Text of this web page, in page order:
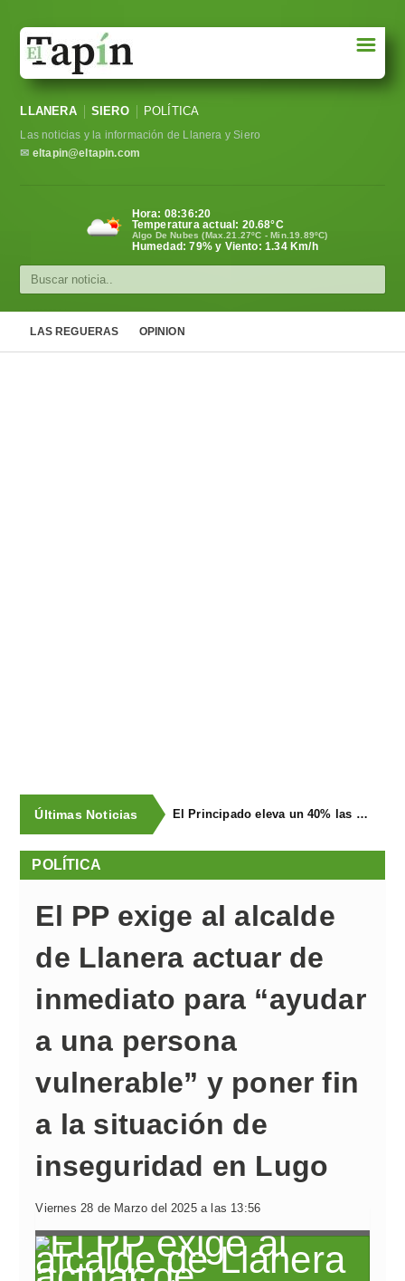
Sociedad
Política
Cultura
☰
LLANERA SIERO POLÍTICA
Las noticias y la información de Llanera y Siero
✉ eltapin@eltapin.com
Hora: 08:36:21
Temperatura actual: 20.68°C
Algo De Nubes (Max.21.27ºC - Min.19.89ºC)
Humedad: 79% y Viento: 1.34 Km/h
LAS REGUERAS OPINION
Últimas Noticias El Principado eleva un 40% las ayudas a la producción ecológica, que superan los cuatro millones de euros
POLÍTICA
El PP exige al alcalde
de Llanera actuar de
inmediato para “ayudar
a una persona
vulnerable” y poner fin
a la situación de
inseguridad en Lugo
Viernes 28 de Marzo del 2025 a las 13:56